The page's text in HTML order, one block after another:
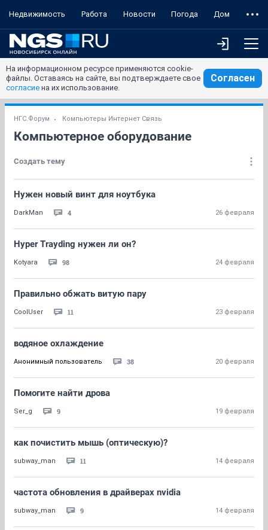
Недвижимость Работа Новости Погода Дом
На информационном ресурсе применяются cookie-
файлы. Оставаясь на сайте, вы подтверждаете свое
согласие на их использование.
Согласен
НГС.Форум Компьютеры Интернет Связь
Компьютерное оборудование
Создать тему
Нужен новый винт для ноутбука
DarkMan 4 26 февраля
Hyper Trayding нужен ли он?
Kotyara 98 24 февраля
Правильно обжать витую пару
CoolUser 11 23 февраля
водяное охлаждение
Анонимный пользователь 38 20 февраля
Помогите найти дрова
Ser_g 9 19 февраля
как почистить мышь (оптическую)?
subway_man 11 14 февраля
частота обновления в драйверах nvidia
subway_man 9 14 февраля